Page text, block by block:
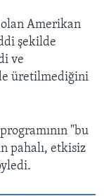
Amerikan
şekilde
ve
üretilmediğini
"bu
pahalı, etkisiz